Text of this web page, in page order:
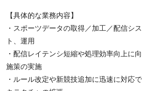
【具体的な業務内容】
・スポーツデータの取得／加工／配信シ
ト、運用
・配信レイテンシ短縮や処理効率向上に
施策の実施
・ルール改定や新競技追加に迅速に対応